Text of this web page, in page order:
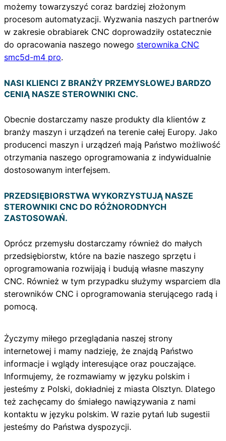
możemy towarzyszyć coraz bardziej złożonym
procesom automatyzacji. Wyzwania naszych partnerów
w zakresie obrabiarek CNC doprowadziły ostatecznie
do opracowania naszego nowego sterownika CNC
smc5d-m4 pro.
NASI KLIENCI Z BRANŻY PRZEMYSŁOWEJ BARDZO
CENIĄ NASZE STEROWNIKI CNC.
Obecnie dostarczamy nasze produkty dla klientów z
branży maszyn i urządzeń na terenie całej Europy. Jako
producenci maszyn i urządzeń mają Państwo możliwość
otrzymania naszego oprogramowania z indywidualnie
dostosowanym interfejsem.
PRZEDSIĘBIORSTWA WYKORZYSTUJĄ NASZE
STEROWNIKI CNC DO RÓŻNORODNYCH
ZASTOSOWAŃ.
Oprócz przemysłu dostarczamy również do małych
przedsiębiorstw, które na bazie naszego sprzętu i
oprogramowania rozwijają i budują własne maszyny
CNC. Również w tym przypadku służymy wsparciem dla
sterowników CNC i oprogramowania sterującego radą i
pomocą.
Życzymy miłego przeglądania naszej strony
internetowej i mamy nadzieję, że znajdą Państwo
informacje i wglądy interesujące oraz pouczające.
Informujemy, że rozmawiamy w języku polskim i
jesteśmy z Polski, dokładniej z miasta Olsztyn. Dlatego
też zachęcamy do śmiałego nawiązywania z nami
kontaktu w języku polskim. W razie pytań lub sugestii
jesteśmy do Państwa dyspozycji.